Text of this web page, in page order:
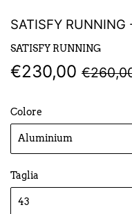
SATISFY RUNNING
SATISFY RUNNING
€230,00
Colore
Taglia